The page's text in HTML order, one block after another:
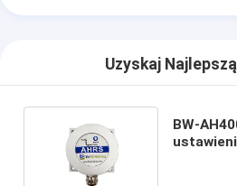
Uzyskaj
BW-